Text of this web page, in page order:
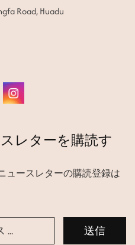
Road, Huadu
レターを購読す
ュースレターの購読登録は